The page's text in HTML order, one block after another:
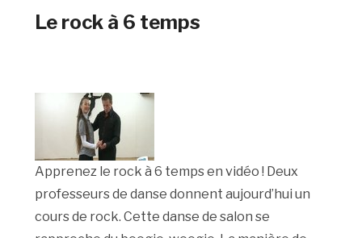
Le rock à 6 temps
Apprenez le rock à 6 temps en vidéo ! Deux
professeurs de danse donnent aujourd’hui un
cours de rock. Cette danse de salon se